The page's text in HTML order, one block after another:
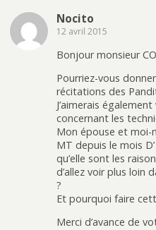
Nocito
12 avril 2015
Bonjour monsieur
Pourriez-vous
récitations des
J’aimerais
concernant les
Mon épouse et
MT depuis le mois
qu’elle sont les
d’allez voir plus loin
?
Et pourquoi faire
Merci d’avance de